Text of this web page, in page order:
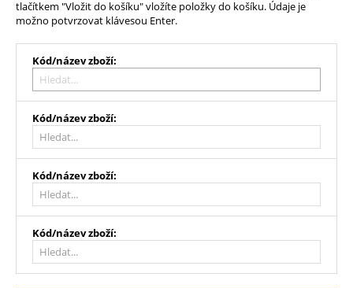
tlačítkem "Vložit do košíku" vložíte položky do košíku. Údaje je
možno potvrzovat klávesou Enter.